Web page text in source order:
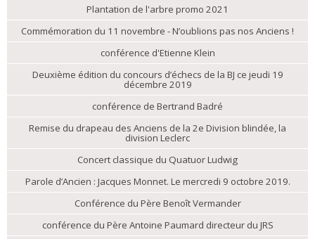
Plantation de l'arbre promo 2021
Commémoration du 11 novembre - N’oublions pas nos Anciens !
conférence d'Etienne Klein
Deuxième édition du concours d’échecs de la BJ ce jeudi 19
décembre 2019
conférence de Bertrand Badré
Remise du drapeau des Anciens de la 2e Division blindée, la
division Leclerc
Concert classique du Quatuor Ludwig
Parole d’Ancien : Jacques Monnet. Le mercredi 9 octobre 2019.
Conférence du Père Benoît Vermander
conférence du Père Antoine Paumard directeur du JRS